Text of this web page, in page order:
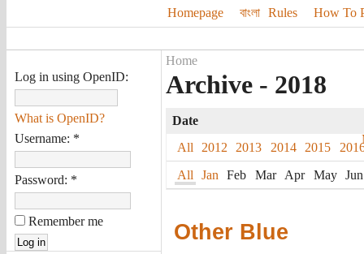
Homepage
বাংলা Rules How To
Log in using OpenID:
What is OpenID?
Username: *
Password: *
Remember me
Home
Archive - 2018
Date
All
2012 2013 2014 2015
All
Jan Feb Mar Apr May Jun
Other Blue